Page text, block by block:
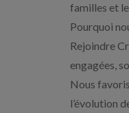
familles et
Pourquoi
Rejoindre
engagées,
Nous
l’évolution